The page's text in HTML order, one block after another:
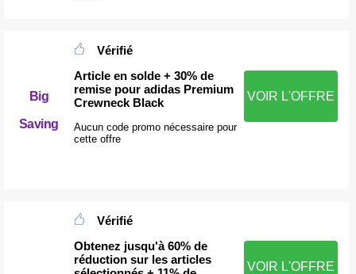
Big
Saving
Vérifié
Article en solde + 30% de
remise pour adidas Premium
Crewneck Black
Aucun code promo nécessaire pour
cette offre
VOIR L'OFFRE
Vérifié
Obtenez jusqu'à 60% de
réduction sur les articles
VOIR L'OFFRE